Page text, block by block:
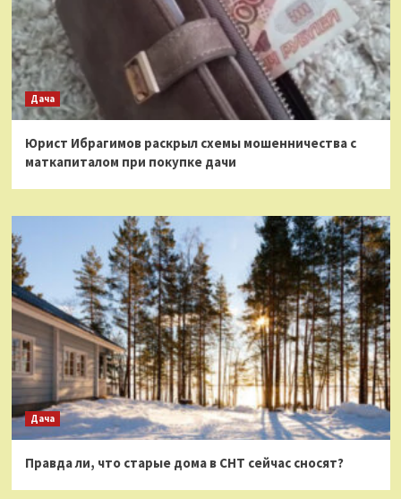
Дача
Юрист Ибрагимов раскрыл схемы мошенничества с
маткапиталом при покупке дачи
Дача
Правда ли, что старые дома в СНТ сейчас сносят?